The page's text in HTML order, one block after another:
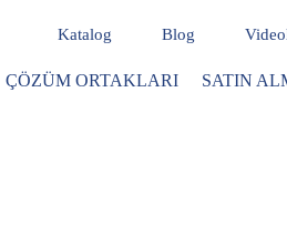
Katalog Blog
ÇÖZÜM ORTAKLARI SATIN